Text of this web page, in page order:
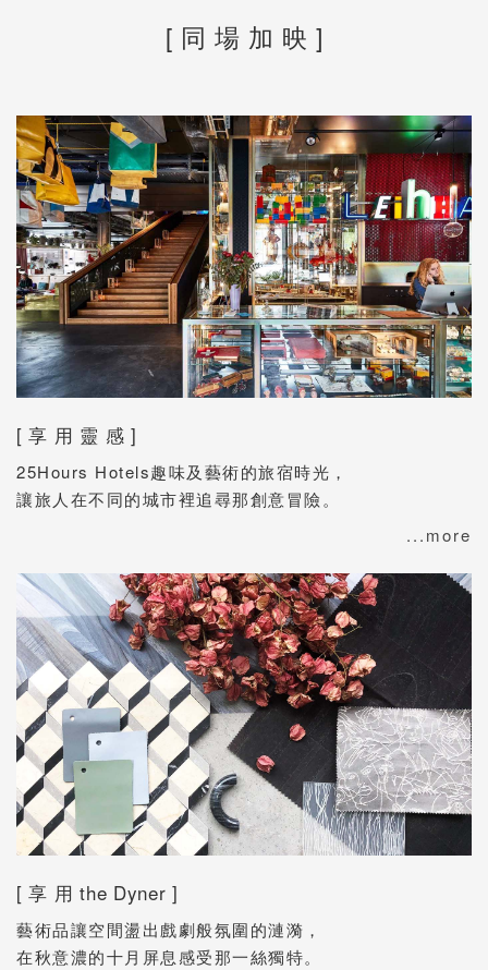
[ 同 場 加 映 ]
[ 享 用 靈 感 ]
25Hours Hotels趣味及藝術的旅宿時光，
讓旅人在不同的城市裡追尋那創意冒險。
...more
[ 享 用 the Dyner ]
藝術品讓空間盪出戲劇般氛圍的漣漪，
在秋意濃的十月屏息感受那一絲獨特。